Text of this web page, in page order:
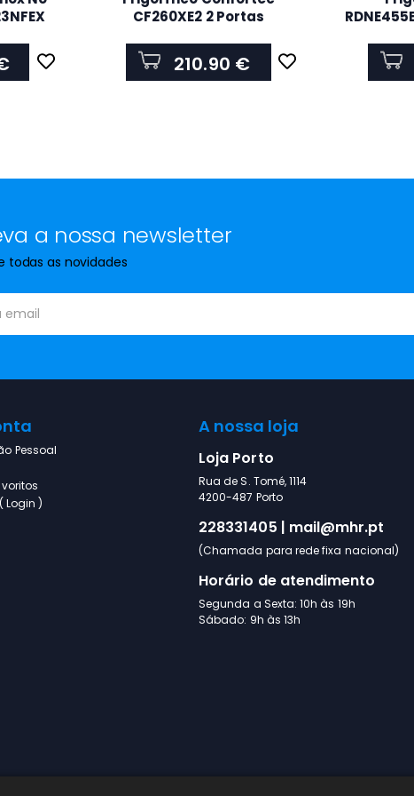
CF260XE2 2 Portas
210.90 €
x
a nossa newsletter
todas as novidades
Pessoal
Login )
A nossa loja
Loja Porto
Rua de S. Tomé, 1114
4200-487 Porto
228331405 | mail@mhr.pt
(Chamada para rede fixa nacional)
Horário de atendimento
Segunda a Sexta: 10h às 19h
Sábado: 9h às 13h